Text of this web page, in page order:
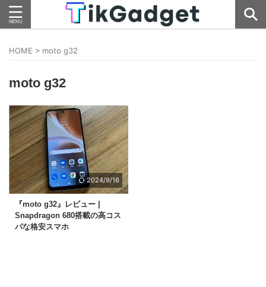
HOME > moto g32
moto g32
2024/9/16
『moto g32』レビュー |
Snapdragon 680搭載の高コス
パな格安スマホ